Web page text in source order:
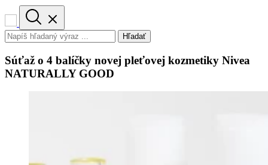
Hľadať
Súťaž o 4 balíčky novej pleťovej kozmetiky Nivea
NATURALLY GOOD